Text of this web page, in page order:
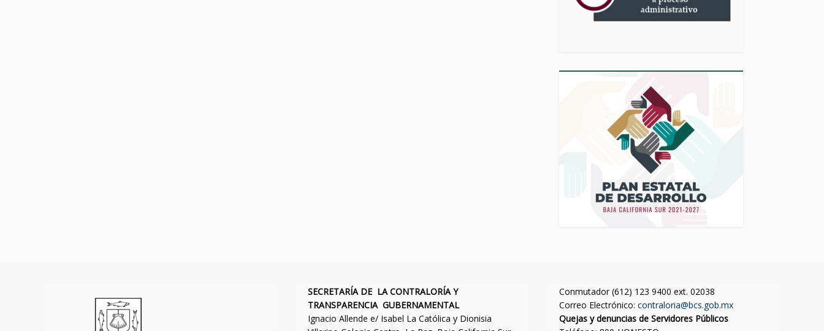
SECRETARÍA DE LA CONTRALORÍA Y
TRANSPARENCIA GUBERNAMENTAL
Ignacio Allende e/ Isabel La Católica y Dionisia
Conmutador (612) 123 9400 ext. 02038
Correo Electrónico:contraloria@bcs.gob.mx
Quejas y denuncias de Servidores Públicos